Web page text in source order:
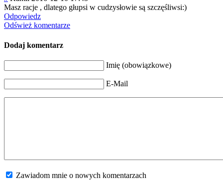
Masz racje , dlatego głupsi w cudzysłowie są szczęśliwsi:)
Odpowiedz
Odśwież komentarze
Dodaj komentarz
Imię (obowiązkowe)
E-Mail
Zawiadom mnie o nowych komentarzach